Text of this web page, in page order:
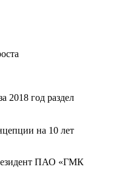
2018 год раздел
на 10 лет
ПАО «ГМК